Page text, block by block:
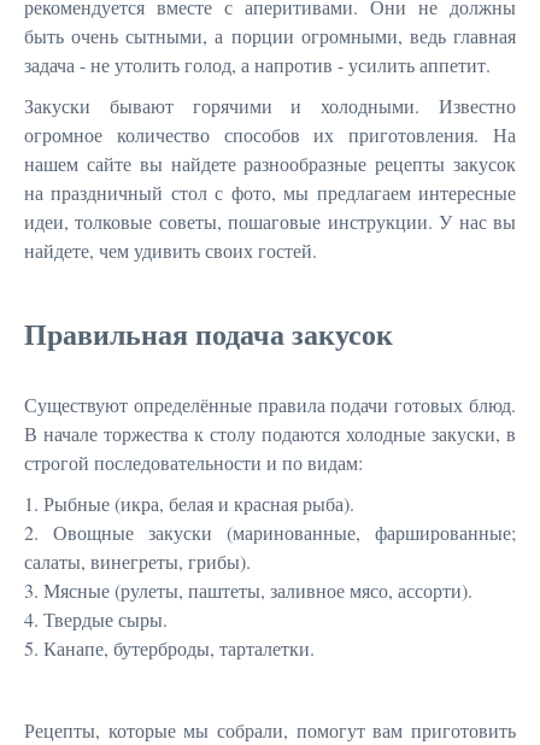
рекомендуется вместе с аперитивами. Они не должны
быть очень сытными, а порции огромными, ведь главная
задача - не утолить голод, а напротив - усилить аппетит.
Закуски бывают горячими и холодными. Известно
огромное количество способов их приготовления. На
нашем сайте вы найдете разнообразные рецепты закусок
на праздничный стол с фото, мы предлагаем интересные
идеи, толковые советы, пошаговые инструкции. У нас вы
найдете, чем удивить своих гостей.
Правильная подача закусок
Существуют определённые правила подачи готовых блюд.
В начале торжества к столу подаются холодные закуски, в
строгой последовательности и по видам:
1. Рыбные (икра, белая и красная рыба).
2. Овощные закуски (маринованные, фаршированные;
салаты, винегреты, грибы).
3. Мясные (рулеты, паштеты, заливное мясо, ассорти).
4. Твердые сыры.
5. Канапе, бутерброды, тарталетки.
Рецепты, которые мы собрали, помогут вам приготовить